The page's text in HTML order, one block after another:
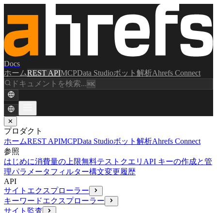
Docs
ホームREST APIMCPData Studioボット解析Ahrefs Connect
ドキュメントを検索...⌘K
✕
プロダクト
ホームREST APIMCPData Studioボット解析Ahrefs Connect
参照
はじめに消費量の上限無料テストクエリ API キーの作成と管
理パラメータフィルター構文変更履歴
API
サイトエクスプローラー
キーワードエクスプローラー
サイト監査